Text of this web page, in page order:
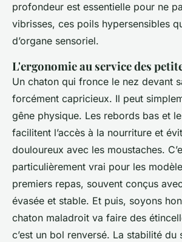
profondeur est essentielle pour ne
vibrisses, ces poils hypersensibles
d’organe sensoriel.
L'ergonomie au service des
Un chaton qui fronce le nez devant
forcément capricieux. Il peut
gêne physique. Les rebords bas et
facilitent l’accès à la nourriture et
douloureux avec les moustaches.
particulièrement vrai pour les
premiers repas, souvent conçus
évasée et stable. Et puis, soyons
chaton maladroit va faire des
c’est un bol renversé. La stabilité